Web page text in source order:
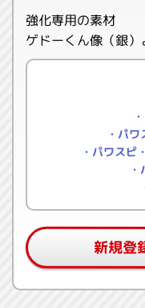
強化専用の素材
ゲドーくん像（銀
・パ
・パワスピ
新規登